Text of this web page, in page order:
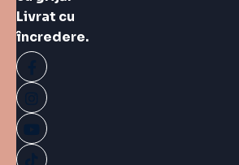
Livrat cu
încredere.